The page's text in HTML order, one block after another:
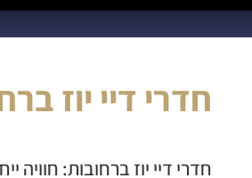
חדרי דיי יוז
חדרי דיי יוז ברחובות: חוויה